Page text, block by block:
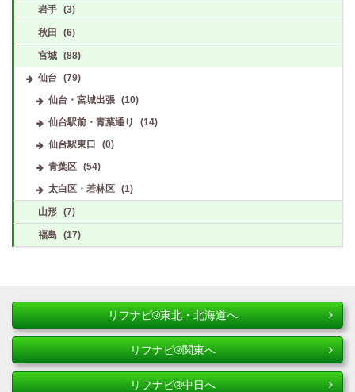
岩手 (3)
秋田 (6)
宮城 (88)
仙台 (79)
仙台・宮城出張
(10)
仙台駅前・青葉通り
(14)
仙台駅東口
(0)
青葉区
(54)
太白区・若林区
(1)
山形 (7)
福島 (17)
リフナビ®東北・北海道へ
リフナビ®関東へ
リフナビ®中日へ